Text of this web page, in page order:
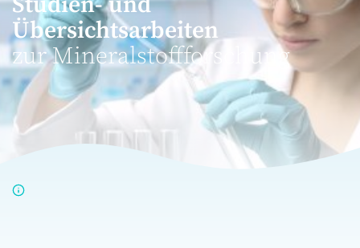
Übersichtsarbeiten
zur Mineralstoffforschung